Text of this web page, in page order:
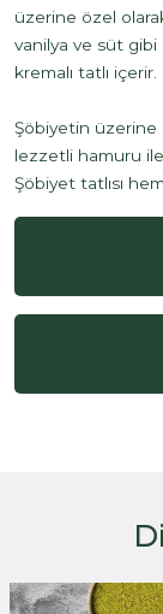
üzerine özel
vanilya ve süt gibi
kremalı tatlı içerir.
Şöbiyetin üzerine
lezzetli hamuru
Şöbiyet tatlısı